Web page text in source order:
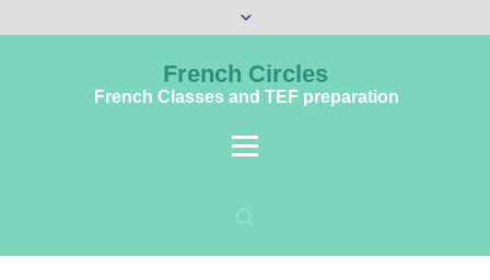
French Circles
French Classes and TEF preparation